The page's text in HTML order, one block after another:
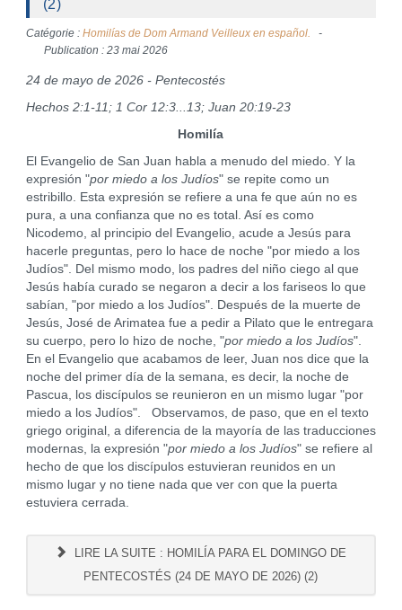
(2)
Catégorie : Homilías de Dom Armand Veilleux en español.
Publication : 23 mai 2026
24 de mayo de 2026 - Pentecostés
Hechos 2:1-11; 1 Cor 12:3...13; Juan 20:19-23
Homilía
El Evangelio de San Juan habla a menudo del miedo. Y la
expresión "por miedo a los Judíos" se repite como un
estribillo. Esta expresión se refiere a una fe que aún no es
pura, a una confianza que no es total. Así es como
Nicodemo, al principio del Evangelio, acude a Jesús para
hacerle preguntas, pero lo hace de noche "por miedo a los
Judíos". Del mismo modo, los padres del niño ciego al que
Jesús había curado se negaron a decir a los fariseos lo que
sabían, "por miedo a los Judíos". Después de la muerte de
Jesús, José de Arimatea fue a pedir a Pilato que le entregara
su cuerpo, pero lo hizo de noche, "por miedo a los Judíos".
En el Evangelio que acabamos de leer, Juan nos dice que la
noche del primer día de la semana, es decir, la noche de
Pascua, los discípulos se reunieron en un mismo lugar "por
miedo a los Judíos". Observamos, de paso, que en el texto
griego original, a diferencia de la mayoría de las traducciones
modernas, la expresión "por miedo a los Judíos" se refiere al
hecho de que los discípulos estuvieran reunidos en un
mismo lugar y no tiene nada que ver con que la puerta
estuviera cerrada.
LIRE LA SUITE : HOMILÍA PARA EL DOMINGO DE
PENTECOSTÉS (24 DE MAYO DE 2026) (2)